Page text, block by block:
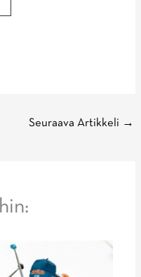
Seuraava Artikkeli →